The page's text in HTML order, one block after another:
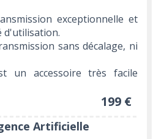
exceptionnelle et
d'utilisation.
sans décalage, ni
un accessoire très facile
199 €
Artificielle